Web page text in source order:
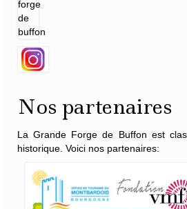
Nos partenaires
La Grande Forge de Buffon est
historique. Voici nos partenaires: